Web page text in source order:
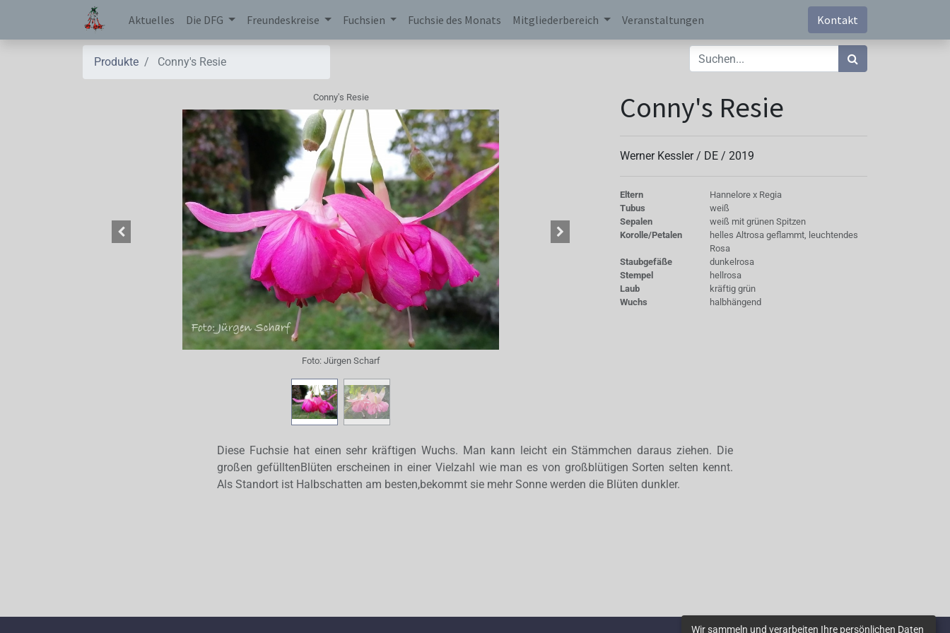
Aktuelles Die DFG Freundeskreise Fuchsien Fuchsie des Monats Mitgliederbereich Veranstaltungen Kontakt
Produkte Conny's Resie
Conny's Resie
Foto: Jürgen Scharf
Conny's Resie
Werner Kessler / DE / 2019
Eltern
Hannelore x Regia
Tubus
weiß
Sepalen
weiß mit grünen Spitzen
Korolle/Petalen
helles Altrosa geflammt, leuchtendes
Rosa
Staubgefäße
dunkelrosa
Stempel
hellrosa
Laub
kräftig grün
Wuchs
halbhängend
Diese Fuchsie hat einen sehr kräftigen Wuchs. Man kann leicht ein Stämmchen daraus ziehen. Die
großen gefülltenBlüten erscheinen in einer Vielzahl wie man es von großblütigen Sorten selten kennt.
Als Standort ist Halbschatten am besten,bekommt sie mehr Sonne werden die Blüten dunkler.
Wir sammeln und verarbeiten Ihre persönlichen Daten